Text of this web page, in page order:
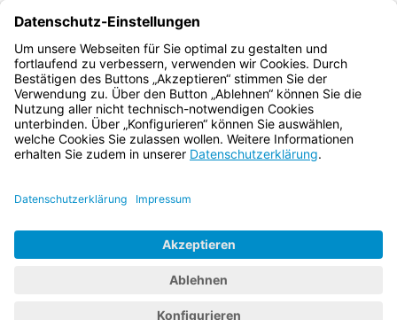
VOB Teil A (VOB/A) Ausgabe 2019 vom 7. März 2019
(BayMBl. 2019 Nr. 99 vom 20.03.2019) tritt mit Ablauf des
14. September 2019 außer Kraft.
Bayern.de
BayernPortal
Impressum